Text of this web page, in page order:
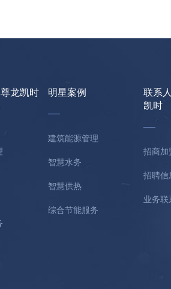
龙凯时
明星案例
建筑能源管理
智慧水务
智慧供热
综合节能服务
联系
凯时
招商加
招聘信
业务联